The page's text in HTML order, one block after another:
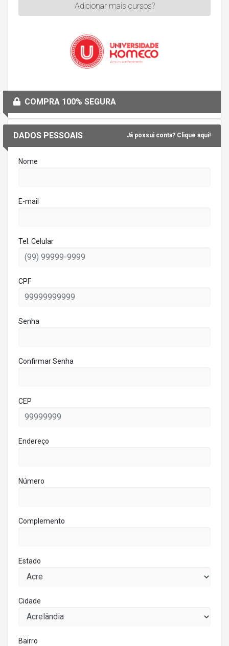
DADOS PESSOAIS Já possui conta? Clique aqui!
Nome
E-mail
Tel. Celular
CPF
Senha
Confirmar Senha
CEP
Endereço
Número
Complemento
Estado
Cidade
Bairro
Adicionar mais cursos?
COMPRA 100% SEGURA